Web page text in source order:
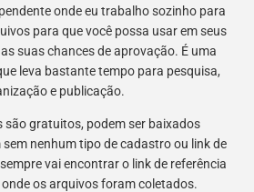
onde eu trabalho sozinho para
para que você possa usar em seus
suas chances de aprovação. É uma
leva bastante tempo para pesquisa,
e publicação.
são gratuitos, podem ser baixados
nenhum tipo de cadastro ou link de
vai encontrar o link de referência
os arquivos foram coletados.